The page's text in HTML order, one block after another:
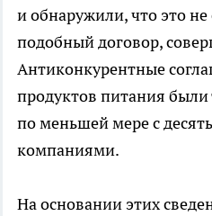
и обнаружили, что это
подобный договор,
Антиконкурентные
продуктов питания
по меньшей мере с
компаниями.
На основании этих